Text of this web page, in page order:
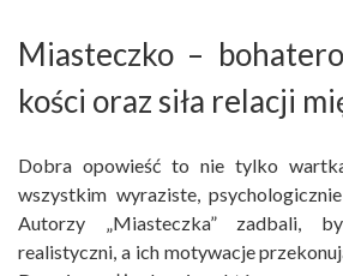
Miasteczko –
kości oraz siła relacji
Dobra opowieść to nie tylko
wszystkim wyraziste,
Autorzy „Miasteczka” zadbali,
realistyczni, a ich motywacje